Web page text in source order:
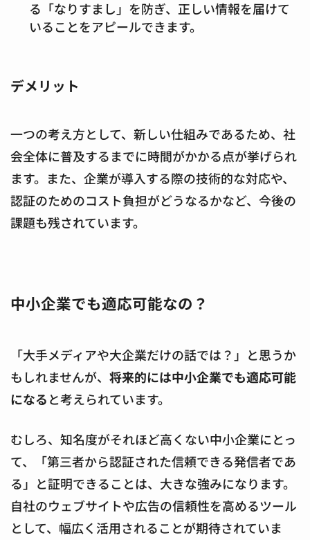
る「なりすまし」を防ぎ、正しい情報を届けて
いることをアピールできます。
デメリット
一つの考え方として、新しい仕組みであるため、社
会全体に普及するまでに時間がかかる点が挙げられ
ます。また、企業が導入する際の技術的な対応や、
認証のためのコスト負担がどうなるかなど、今後の
課題も残されています。
中小企業でも適応可能なの？
「大手メディアや大企業だけの話では？」と思うか
もしれませんが、 将来的には中小企業でも適応可能
になると考えられています。
むしろ、知名度がそれほど高くない中小企業にとっ
て、「第三者から認証された信頼できる発信者であ
る」と証明できることは、大きな強みになります。
自社のウェブサイトや広告の信頼性を高めるツール
として、幅広く活用されることが期待されていま